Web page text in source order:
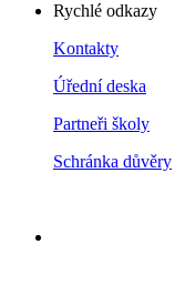
Rychlé odkazy
Kontakty
Úřední deska
Partneři školy
Schránka důvěry